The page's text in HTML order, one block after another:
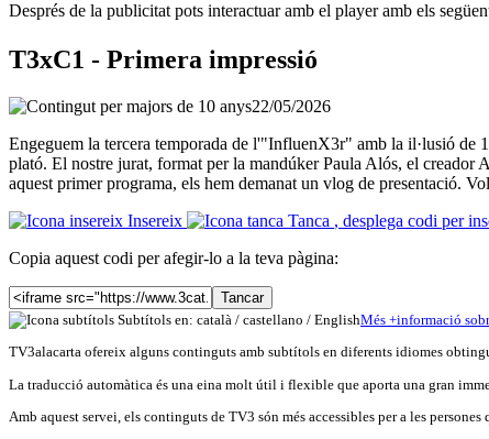
Després de la publicitat pots interactuar amb el player amb els
T3xC1 - Primera impressió
22/05/2026
Engeguem la tercera temporada de l'"InfluenX3r" amb la il·lusió de
plató. El nostre jurat, format per la mandúker Paula Alós, el
aquest primer programa, els hem demanat un vlog de presentació.
Insereix
Tanca , desplega codi per
Copia aquest codi per afegir-lo a la teva pàgina:
Tancar
Subtítols en: català / castellano / EnglishMés +informació
TV3alacarta ofereix alguns continguts amb subtítols en diferents idiomes
La traducció automàtica és una eina molt útil i flexible que aporta una gran
Amb aquest servei, els continguts de TV3 són més accessibles per a les